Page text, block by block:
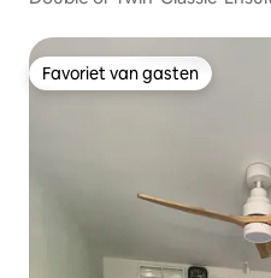
Favoriet van gasten
Favoriet van gasten